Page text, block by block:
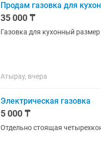
Продам газовка для
35 000 ₸
Газовка для кухонный
Атырау, вчера
Электрическая газовка
5 000 ₸
Отдельно стоящая